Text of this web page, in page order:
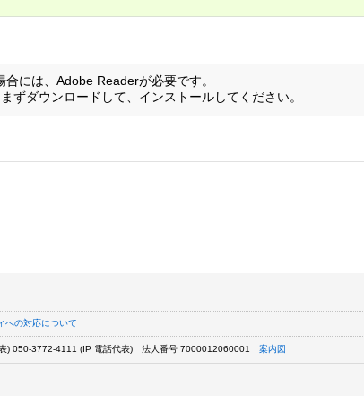
には、Adobe Readerが必要です。
ずダウンロードして、インストールしてください。
への対応について
) 050-3772-4111 (IP 電話代表) 法人番号 7000012060001 案内図